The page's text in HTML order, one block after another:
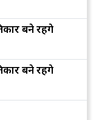
बने रहेंगे
बने रहेंगे